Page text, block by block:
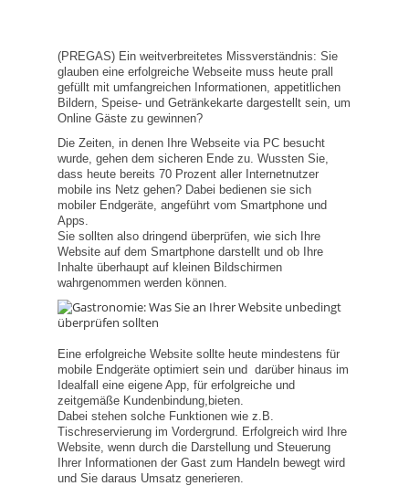
(PREGAS) Ein weitverbreitetes Missverständnis: Sie
glauben eine erfolgreiche Webseite muss heute prall
gefüllt mit umfangreichen Informationen, appetitlichen
Bildern, Speise- und Getränkekarte dargestellt sein, um
Online Gäste zu gewinnen?
Die Zeiten, in denen Ihre Webseite via PC besucht
wurde, gehen dem sicheren Ende zu. Wussten Sie,
dass heute bereits 70 Prozent aller Internetnutzer
mobile ins Netz gehen? Dabei bedienen sie sich
mobiler Endgeräte, angeführt vom Smartphone und
Apps.
Sie sollten also dringend überprüfen, wie sich Ihre
Website auf dem Smartphone darstellt und ob Ihre
Inhalte überhaupt auf kleinen Bildschirmen
wahrgenommen werden können.
Eine erfolgreiche Website sollte heute mindestens für
mobile Endgeräte optimiert sein und darüber hinaus im
Idealfall eine eigene App, für erfolgreiche und
zeitgemäße Kundenbindung,bieten.
Dabei stehen solche Funktionen wie z.B.
Tischreservierung im Vordergrund. Erfolgreich wird Ihre
Website, wenn durch die Darstellung und Steuerung
Ihrer Informationen der Gast zum Handeln bewegt wird
und Sie daraus Umsatz generieren.